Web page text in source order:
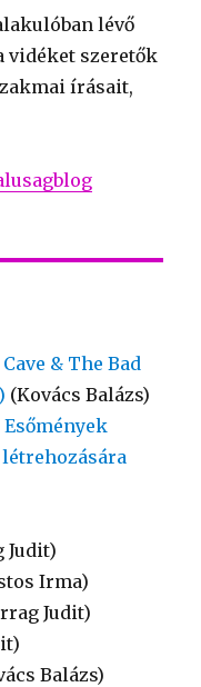
lévő
vidéket szeretők
írásait,
& The Bad
(Kovács Balázs)
Esőmények
Judit)
Irma)
Judit)
Balázs)